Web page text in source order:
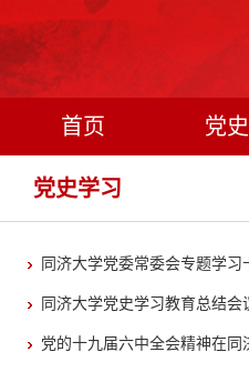
首页 党
党史学习
同济大学党委常委会专题学
同济大学党史学习教育总结会
党的十九届六中全会精神在